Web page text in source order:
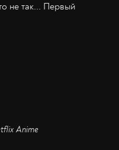
не так... Первый
Anime